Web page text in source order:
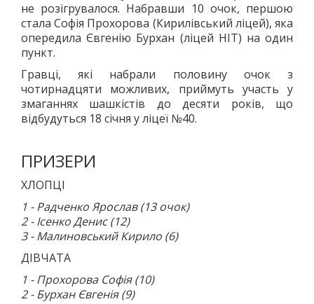
ХОКЕЙ
БІГ НА КОНЬКАХ
ФІГУРНЕ КАТАННЯ
ФІГУРНЕ КАТАННЯ НА РОЛИКОВИХ КОВЗАНАХ
ЛОГІЧНІ ІГРИ
ШАШКИ
СЕГИ
СПОРТИВНІ ТАНЦІ, ЧЕРЛІДІНГ
ЧЕРЛІДІНГ
БІЛЬЯРДНИЙ СПОРТ
ПАРКУР
СПОРТИВНІ СПОРУДИ
СПОРТИВНЕ ОРІЄНТУВАННЯ
не розігрувалося. Набравши 10 очок, першою
стала Софія Прохорова (Кирилівський ліцей), яка
опередила Євгенію Бурхан (ліцей НІТ) на один
пункт.
Гравці, які набрали половину очок з
чотирнадцяти можливих, приймуть участь у
змаганнях шашкістів до десяти років, що
відбудуться 18 січня у ліцеї №40.
ПРИЗЕРИ
ХЛОПЦІ
1 - Радченко Ярослав (13 очок)
2 - Ісенко Денис (12)
3 - Малиновський Кирило (6)
ДІВЧАТА
1 - Прохорова Софія (10)
2 - Бурхан Євгенія (9)